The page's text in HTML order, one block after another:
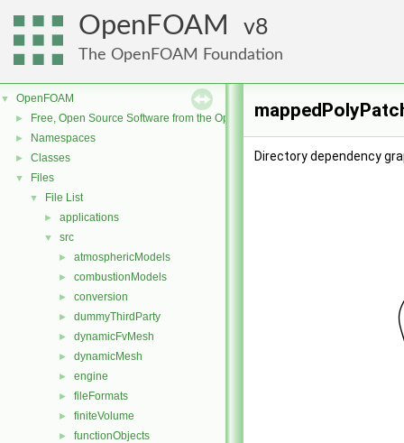
OpenFOAM 8
The OpenFOAM Foundation
▼ OpenFOAM
► Free, Open Source Software from the OpenFOAM Foundation
► Namespaces
► Classes
▼ Files
▼ File List
► applications
▼ src
► atmosphericModels
► combustionModels
► conversion
► dummyThirdParty
► dynamicFvMesh
► dynamicMesh
► engine
► fileFormats
► finiteVolume
► functionObjects
Directory dependency